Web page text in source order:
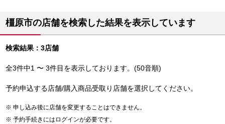
橿原市の店舗を検索した結果を表示しています
検索結果：3店舗
全3件中1 〜 3件目を表示しております。(50音順)
予約申込する店舗/購入商品受取り店舗を選択してください。
申し込み後に店舗を変更することはできません。
予約手続きにはログインが必要です。